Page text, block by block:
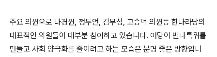
주요 의원으로 나경원, 정두언, 김무성, 고승덕 의원등 한나라당의
대표적인 의원들이 대부분 참여하고 있습니다. 여당이 빈나특위를
만들고 사회 양극화를 줄이려고 하는 모습은 분명 좋은 방향입니